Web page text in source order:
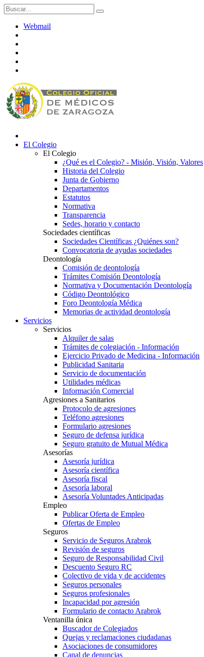
Webmail
El Colegio
El Colegio
¿Qué es el Colegio? - Misión, Visión, Valores
Historia del Colegio
Junta de Gobierno
Departamentos
Estatutos
Normativa
Transparencia
Sedes, horario y contacto
Sociedades científicas
Sociedades Científicas ¿Quiénes son?
Convocatoria de ayudas sociedades
Deontología
Comisión de deontología
Trámites Comisión Deontología
Normativa y Documentación Deontología
Código Deontológico
Foro Deontología Médica
Memorias de actividad deontología
Servicios
Servicios
Alquiler de salas
Trámites de colegiación - Información
Ejercicio Privado de Medicina - Información
Publicidad Sanitaria
Servicio de documentación
Utilidades médicas
Información Comercial
Agresiones a Sanitarios
Protocolo de agresiones
Teléfono agresiones
Formulario agresiones
Seguro de defensa jurídica
Seguro gratuito de Mutual Médica
Asesorías
Asesoría jurídica
Asesoría científica
Asesoría fiscal
Asesoría laboral
Asesoría Voluntades Anticipadas
Empleo
Publicar Oferta de Empleo
Ofertas de Empleo
Seguros
Servicio de Seguros Arabrok
Revisión de seguros
Seguro de Responsabilidad Civil
Descuento Seguro RC
Colectivo de vida y de accidentes
Seguros personales
Seguros profesionales
Incapacidad por agresión
Formulario de contacto Arabrok
Ventanilla única
Buscador de Colegiados
Quejas y reclamaciones ciudadanas
Asociaciones de consumidores
Canal de denuncias